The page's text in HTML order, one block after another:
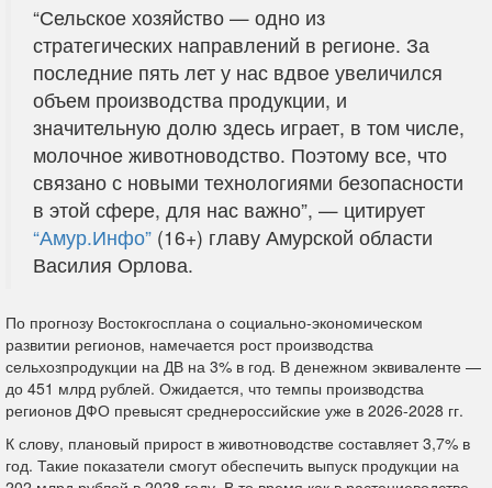
“Сельское хозяйство — одно из
стратегических направлений в регионе. За
последние пять лет у нас вдвое увеличился
объем производства продукции, и
значительную долю здесь играет, в том числе,
молочное животноводство. Поэтому все, что
связано с новыми технологиями безопасности
в этой сфере, для нас важно”, — цитирует
“Амур.Инфо” (16+) главу Амурской области
Василия Орлова.
По прогнозу Востокгосплана о социально-экономическом
развитии регионов, намечается рост производства
сельхозпродукции на ДВ на 3% в год. В денежном эквиваленте —
до 451 млрд рублей. Ожидается, что темпы производства
регионов ДФО превысят среднероссийские уже в 2026-2028 гг.
К слову, плановый прирост в животноводстве составляет 3,7% в
год. Такие показатели смогут обеспечить выпуск продукции на